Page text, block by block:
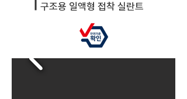
구조용 일액형 접착 실란트